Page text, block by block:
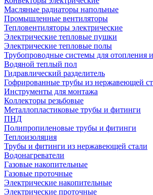
Масляные радиаторы напольные
Промышленные вентиляторы
Тепловентиляторы электрические
Электрические тепловые пушки
Электрические тепловые полы
Трубопроводные системы для отопления
Водяной теплый пол
Гидравлический разделитель
Гофрированные трубы из нержавеющей
Инструменты для монтажа
Коллекторы резьбовые
Металлопластиковые трубы и фитинги
ПНД
Полипропиленовые трубы и фитинги
Теплоизоляция
Трубы и фитинги из нержавеющей стали
Водонагреватели
Газовые накопительные
Газовые проточные
Электрические накопительные
Электрические проточные